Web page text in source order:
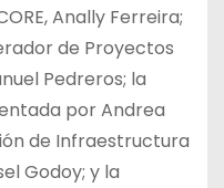
Anally Ferreira;
de Proyectos
Pedreros; la
por Andrea
de Infraestructura
Godoy; y la